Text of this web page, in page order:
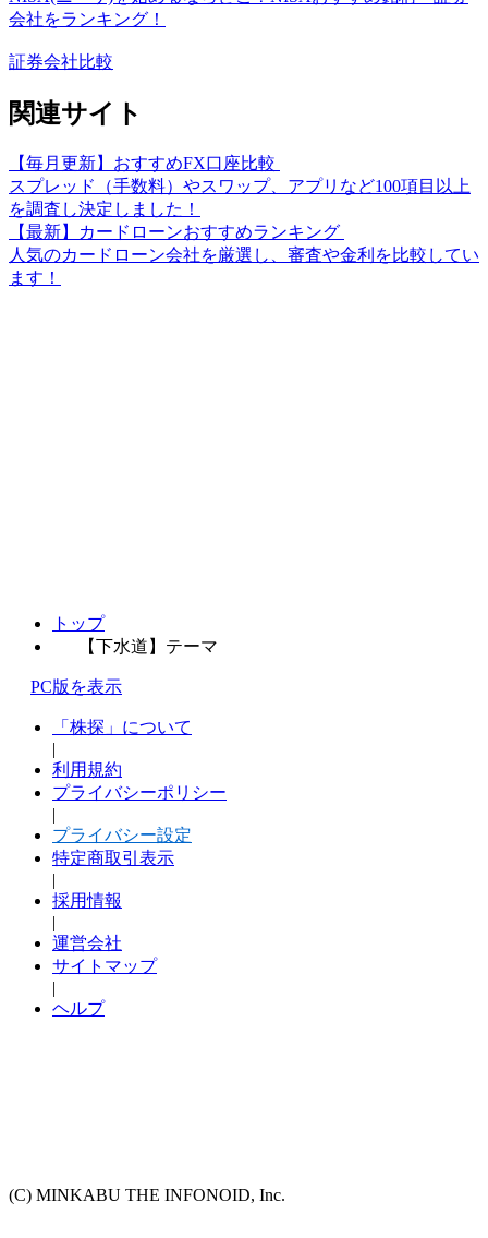
会社をランキング！
証券会社比較
関連サイト
【毎月更新】おすすめFX口座比較
スプレッド（手数料）やスワップ、アプリなど100項目以上
を調査し決定しました！
【最新】カードローンおすすめランキング
人気のカードローン会社を厳選し、審査や金利を比較してい
ます！
トップ
【下水道】テーマ
PC版を表示
「株探」について
|
利用規約
プライバシーポリシー
|
プライバシー設定
特定商取引表示
|
採用情報
|
運営会社
サイトマップ
|
ヘルプ
(C) MINKABU THE INFONOID, Inc.